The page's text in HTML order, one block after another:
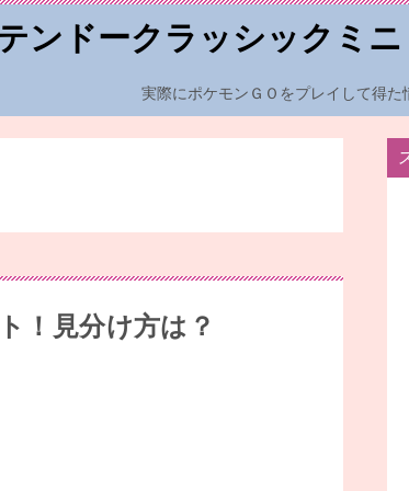
ンドークラッシックミニ
実際にポケモンＧＯをプレイして得た
！見分け方は？